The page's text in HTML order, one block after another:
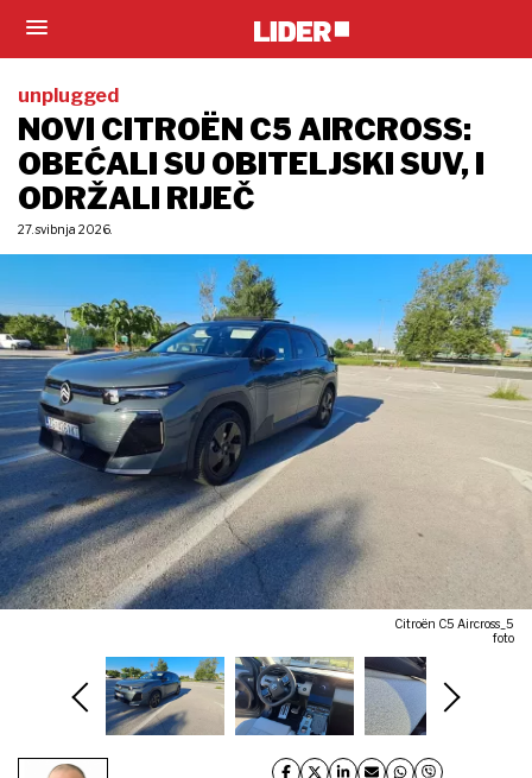
unplugged
NOVI CITROËN C5 AIRCROSS:
OBEĆALI SU OBITELJSKI SUV, I
ODRŽALI RIJEČ
27. svibnja 2026.
Citroën C5 Aircross_5
foto